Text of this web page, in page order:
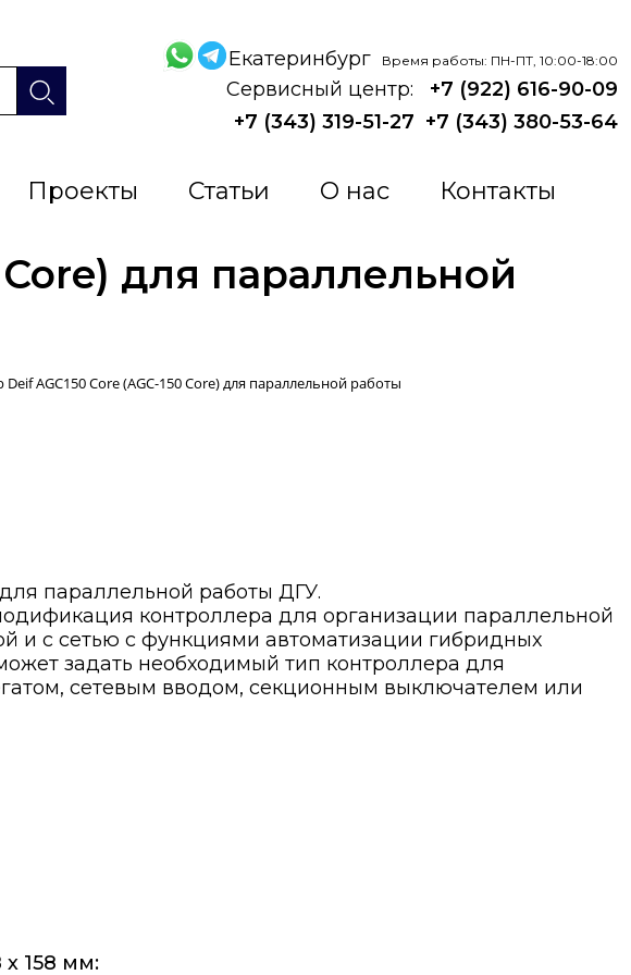
Екатеринбург Время работы: ПН-ПТ, 10:00-18:00
Сервисный центр:
+7 (922) 616-90-09
+7 (343) 319-51-27 +7 (343) 380-53-64
Проекты Статьи О нас Контакты
для параллельной
Deif AGC150 Core (AGC-150 Core) для параллельной работы
параллельной работы ДГУ.
контроллера для организации параллельной
и с сетью с функциями автоматизации гибридных
задать необходимый тип контроллера для
сетевым вводом, секционным выключателем или
х 158 мм: